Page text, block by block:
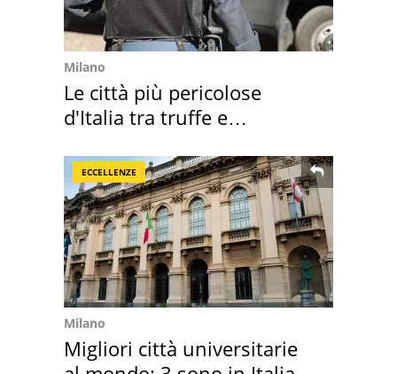
Milano
Le città più pericolose
d'Italia tra truffe e
ECCELLENZE
Milano
Migliori città universitarie